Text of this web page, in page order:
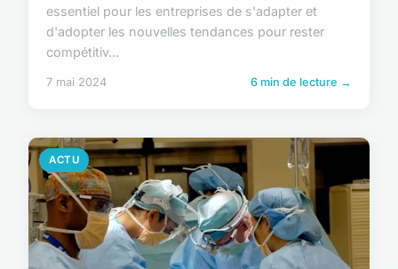
essentiel pour les entreprises de s'adapter et
d'adopter les nouvelles tendances pour rester
compétitiv...
7 mai 2024 6 min de lecture →
ACTU